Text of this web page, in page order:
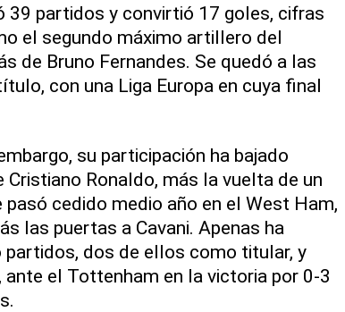
39 partidos y convirtió 17 goles, cifras
el segundo máximo artillero del
de Bruno Fernandes. Se quedó a las
con una Liga Europa en cuya final
su participación ha bajado
Cristiano Ronaldo, más la vuelta de un
cedido medio año en el West Ham,
las puertas a Cavani. Apenas ha
dos de ellos como titular, y
ante el Tottenham en la victoria por 0-3